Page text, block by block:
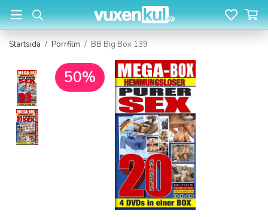
Startsida / Porrfilm / BB Big Box 139
50%